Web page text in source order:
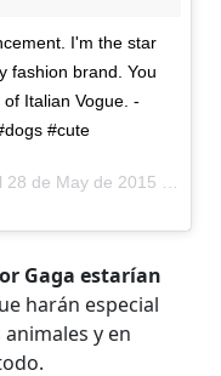
I'm the star
fashion brand. You
Italian Vogue. -
#cute
28 de May de 2015 a la(s) 1:28 PDT
Gaga estarían
harán especial
y en